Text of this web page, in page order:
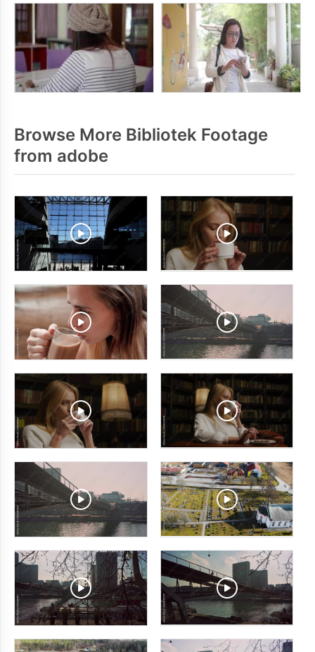
Browse More Bibliotek Footage
from adobe